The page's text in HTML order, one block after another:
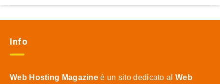
Info
Web Hosting Magazine è un sito dedicato al Web